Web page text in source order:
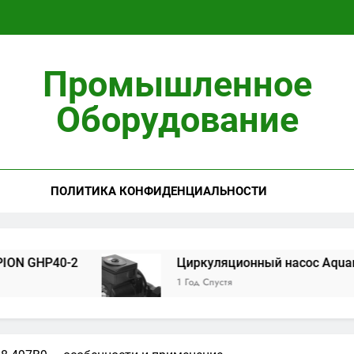
Промышленное
Оборудование
ПОЛИТИКА КОНФИДЕНЦИАЛЬНОСТИ
2 Циркуляционный насос Aquario 14-8-
1 Год Спустя